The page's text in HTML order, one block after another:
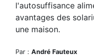
l'autosuffisance
avantages des
une maison.
Par : André Fauteux